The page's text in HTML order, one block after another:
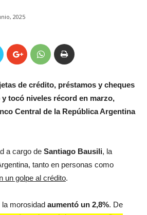
2025
de crédito, préstamos y cheques
tocó niveles récord en marzo,
Central de la República Argentina
a cargo de Santiago Bausili, la
tanto en personas como
un golpe al crédito.
la morosidad aumentó un 2,8%. De